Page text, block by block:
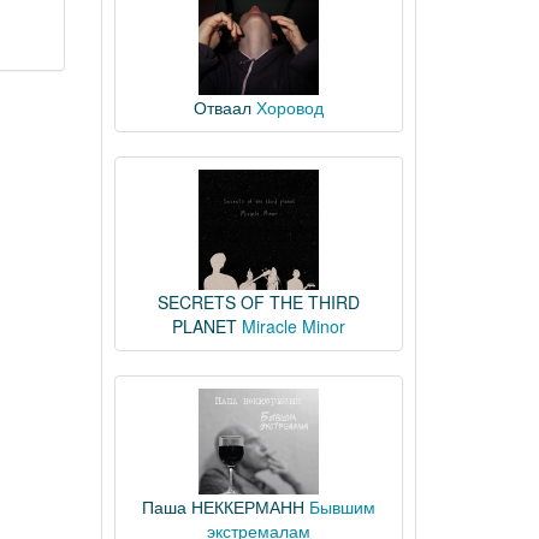
Отваал Хоровод
SECRETS OF THE THIRD
PLANET Miracle Minor
Паша НЕККЕРМАНН Бывшим
экстремалам